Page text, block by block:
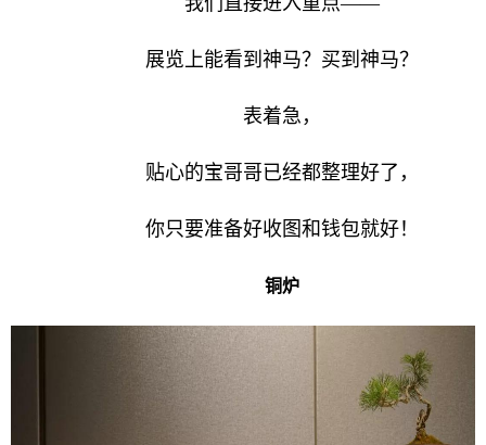
展览上能看到神马？买到神马？
表着急，
贴心的宝哥哥已经都整理好了，
你只要准备好收图和钱包就好！
铜炉